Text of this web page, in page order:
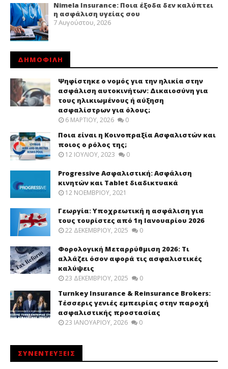
Nimela Insurance: Ποια έξοδα δεν καλύπτει
η ασφάλιση υγείας σου
7 Αυγούστου, 2026
ΔΗΜΟΦΙΛΗ
Ψηφίστηκε ο νομός για την ηλικία στην
ασφάλιση αυτοκινήτων: Δικαιοσύνη για
τους ηλικιωμένους ή αύξηση
ασφαλίστρων για όλους;
6 ΜΑΡΤΊΟΥ, 2026 0
Ποια είναι η Κοινοπραξία Ασφαλιστών και
ποιος ο ρόλος της;
12 ΙΟΥΛΊΟΥ, 2023 0
Progressive Ασφαλιστική: Ασφάλιση
κινητών και Tablet διαδικτυακά
12 ΝΟΕΜΒΡΊΟΥ, 2021
Γεωργία: Υποχρεωτική η ασφάλιση για
τους τουρίστες από 1η Ιανουαρίου 2026
22 ΔΕΚΕΜΒΡΊΟΥ, 2025 0
Φορολογική Μεταρρύθμιση 2026: Τι
αλλάζει όσον αφορά τις ασφαλιστικές
καλύψεις
23 ΔΕΚΕΜΒΡΊΟΥ, 2025 0
Turnkey Insurance & Reinsurance Brokers:
Τέσσερις γενιές εμπειρίας στην παροχή
ασφαλιστικής προστασίας
23 ΙΑΝΟΥΑΡΊΟΥ, 2026 0
ΣΥΝΕΝΤΕΥΞΕΙΣ